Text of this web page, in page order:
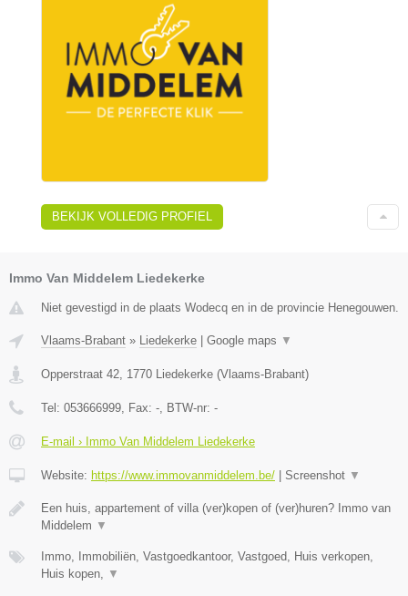
BEKIJK VOLLEDIG PROFIEL
Immo Van Middelem Liedekerke
Niet gevestigd in de plaats Wodecq en in de provincie Henegouwen.
Vlaams-Brabant » Liedekerke Google maps ▼
Opperstraat 42 1770 Liedekerke (Vlaams-Brabant)
Tel: 053666999 , Fax: - , BTW-nr: -
E-mail › Immo Van Middelem Liedekerke
Website: https://www.immovanmiddelem.be/ Screenshot ▼
Een huis, appartement of villa (ver)kopen of (ver)huren? Immo van
Middelem ▼
Immo, Immobiliën, Vastgoedkantoor, Vastgoed, Huis verkopen,
Huis kopen,
▼